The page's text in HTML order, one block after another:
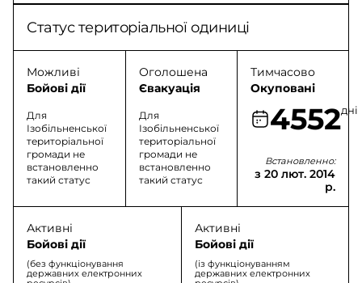
Статус територіальної одиниці
Можливі
Бойові дії
Для
Ізобільненської
територіальної
громади не
встановленно
такий статус
Оголошена
Євакуація
Для
Ізобільненської
територіальної
громади не
встановленно
такий статус
Тимчасово
Окуповані
4552дні
Встановленно:
з 20 лют. 2014
р.
Активні
Бойові дії
(без функціонування
державних електронних
Активні
Бойові дії
(із функціонуванням
державних електронних